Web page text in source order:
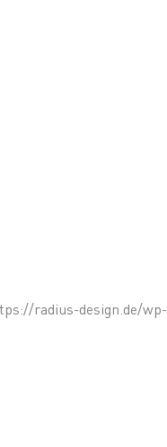
radius-design.de/wp-